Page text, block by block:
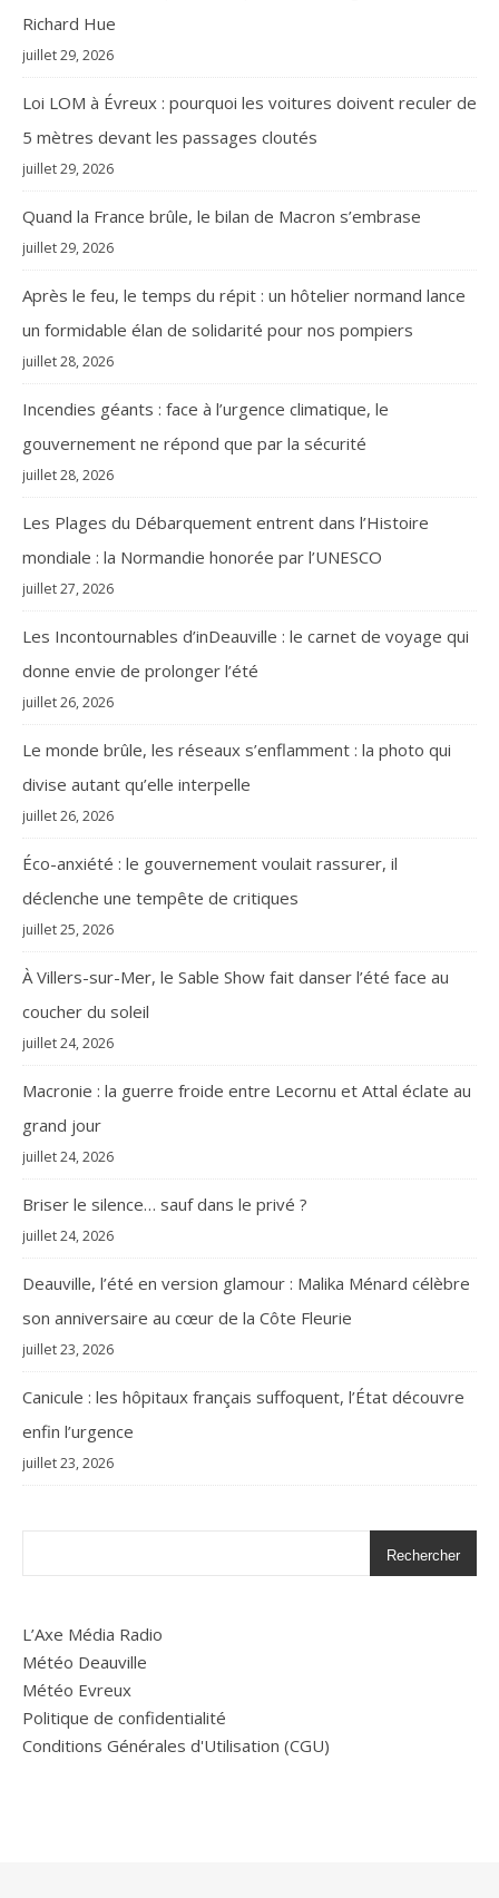
Richard Hue
juillet 29, 2026
Loi LOM à Évreux : pourquoi les voitures doivent reculer de
5 mètres devant les passages cloutés
juillet 29, 2026
Quand la France brûle, le bilan de Macron s’embrase
juillet 29, 2026
Après le feu, le temps du répit : un hôtelier normand lance
un formidable élan de solidarité pour nos pompiers
juillet 28, 2026
Incendies géants : face à l’urgence climatique, le
gouvernement ne répond que par la sécurité
juillet 28, 2026
Les Plages du Débarquement entrent dans l’Histoire
mondiale : la Normandie honorée par l’UNESCO
juillet 27, 2026
Les Incontournables d’inDeauville : le carnet de voyage qui
donne envie de prolonger l’été
juillet 26, 2026
Le monde brûle, les réseaux s’enflamment : la photo qui
divise autant qu’elle interpelle
juillet 26, 2026
Éco-anxiété : le gouvernement voulait rassurer, il
déclenche une tempête de critiques
juillet 25, 2026
À Villers-sur-Mer, le Sable Show fait danser l’été face au
coucher du soleil
juillet 24, 2026
Macronie : la guerre froide entre Lecornu et Attal éclate au
grand jour
juillet 24, 2026
Briser le silence… sauf dans le privé ?
juillet 24, 2026
Deauville, l’été en version glamour : Malika Ménard célèbre
son anniversaire au cœur de la Côte Fleurie
juillet 23, 2026
Canicule : les hôpitaux français suffoquent, l’État découvre
enfin l’urgence
juillet 23, 2026
Rechercher
L’Axe Média Radio
Météo Deauville
Météo Evreux
Politique de confidentialité
Conditions Générales d'Utilisation (CGU)